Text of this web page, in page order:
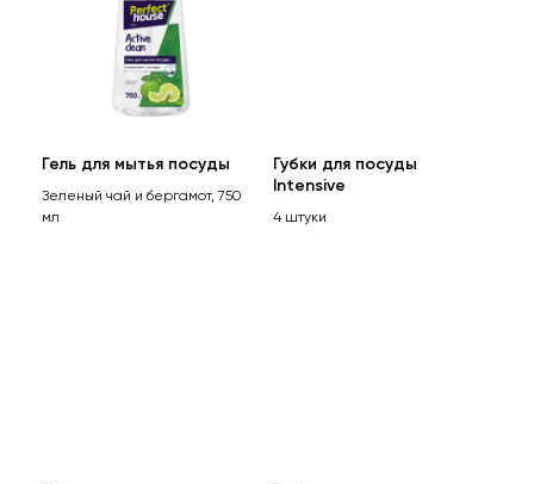
Гель для мытья посуды
Зеленый чай и бергамот, 750
мл
Губки для посуды
Intensive
4 штуки